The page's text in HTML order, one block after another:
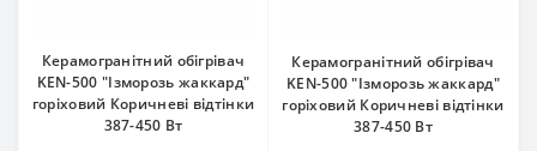
Керамогранітний обігрівач
KEN-500 "Ізморозь жаккард"
горіховий Коричневі відтінки
387-450 Вт
Керамогранітний обігрівач
KEN-500 "Ізморозь жаккард"
горіховий Коричневі відтінки
387-450 Вт